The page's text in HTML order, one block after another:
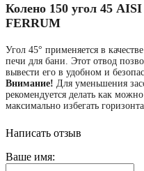
Колено 150 угол 45
FERRUM
Угол 45° применяется в
печи для бани. Этот отвод
вывести его в удобном и
Внимание! Для уменьшения
рекомендуется делать как
максимально избегать
Написать отзыв
Ваше имя: